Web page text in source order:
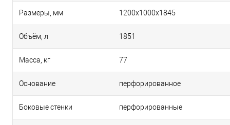
Размеры, мм 1200х1000х1845
Объём, л 1851
Масса, кг 77
Основание перфорированное
Боковые стенки перфорированные